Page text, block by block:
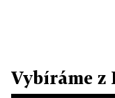
Vybíráme z